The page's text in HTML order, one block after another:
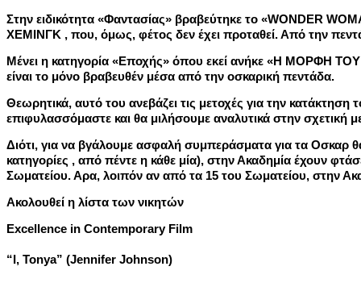
Στην ειδικότητα «Φαντασίας» βραβεύτηκε το «WONDER
ΧΕΜΙΝΓΚ , που, όμως, φέτος δεν έχει προταθεί. Από την
Μένει η κατηγορία «Εποχής» όπου εκεί ανήκε «Η ΜΟΡΦΗ
είναι το μόνο βραβευθέν μέσα από την οσκαρική πεντάδα.
Θεωρητικά, αυτό του ανεβάζει τις μετοχές για την
επιφυλασσόμαστε και θα μιλήσουμε αναλυτικά στην
Διότι, για να βγάλουμε ασφαλή συμπεράσματα για τα Οσκαρ
κατηγορίες , από πέντε η κάθε μία), στην Ακαδημία έχουν
Σωματείου. Αρα, λοιπόν αν από τα 15 του Σωματείου, στην
Ακολουθεί η λίστα των νικητών
Excellence in Contemporary Film
“I, Tonya” (Jennifer Johnson)